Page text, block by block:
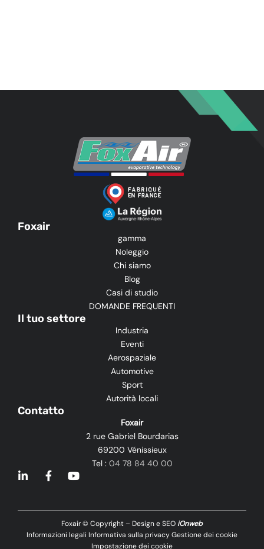
Foxair
gamma
Noleggio
Chi siamo
Blog
Casi di studio
DOMANDE FREQUENTI
Il tuo settore
Industria
Eventi
Aerospaziale
Automotive
Sport
Autorità locali
Contatto
Foxair
2 rue Gabriel Bourdarias
69200 Vénissieux
Tel : 04 78 84 40 00
L
k
d
F
a
e
o
Y
t
u
b
e
Foxair © Copyright – Design e SEO iOnweb
Informazioni legali Informativa sulla privacyGestione dei cookie
Impostazione dei cookie